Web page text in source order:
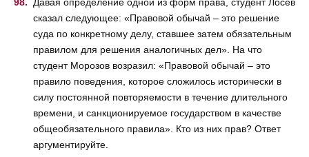
сказал следующее: «Правовой обычай – это решение
суда по конкретному делу, ставшее затем обязательным
правилом для решения аналогичных дел». На что
студент Морозов возразил: «Правовой обычай – это
правило поведения, которое сложилось исторически в
силу постоянной повторяемости в течение длительного
времени, и санкционируемое государством в качестве
общеобязательного правила». Кто из них прав? Ответ
аргументируйте.